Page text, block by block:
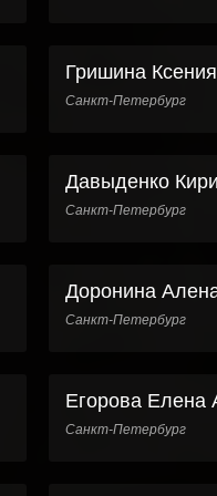
Гришина
Санкт-Петербург
Давыденко
Санкт-Петербург
Доронина
Санкт-Петербург
Егорова Елена
Санкт-Петербург